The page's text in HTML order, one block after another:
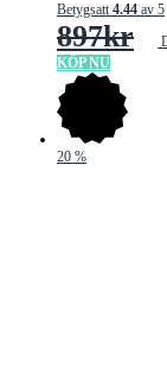
Betygsatt4.44 av 5
897kr
KÖP NU
20 %